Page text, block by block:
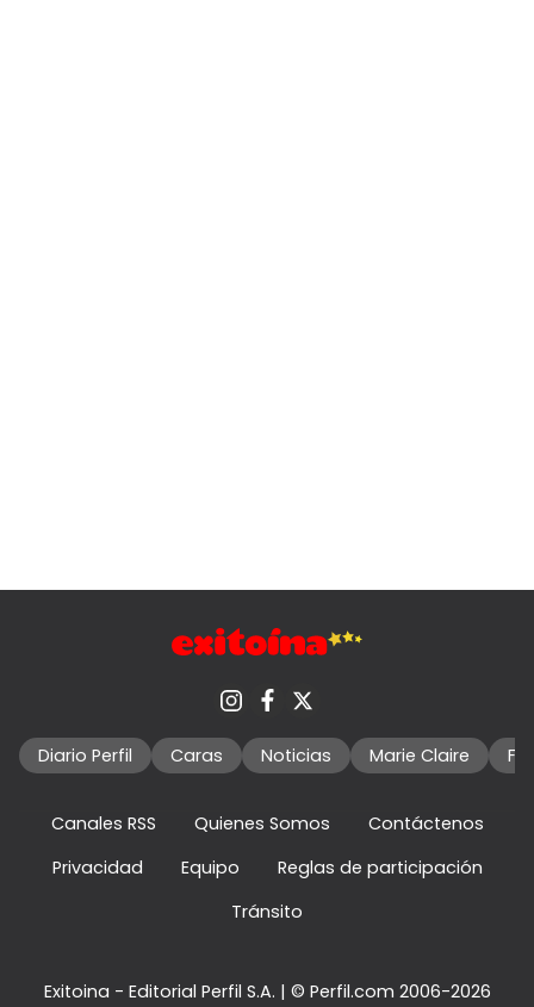
Diario Perfil Caras Noticias Marie Claire
Canales RSS Quienes Somos
Contáctenos
Privacidad
Equipo
Reglas de participación
Tránsito
Exitoina - Editorial Perfil S.A. | © Perfil.com 2006-2026